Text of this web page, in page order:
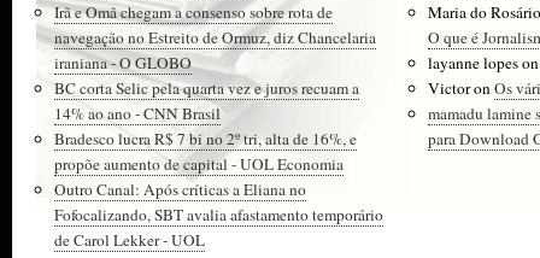
Irã e Omã chegam a consenso sobre rota de
navegação no Estreito de Ormuz, diz Chancelaria
iraniana - O GLOBO
BC corta Selic pela quarta vez e juros recuam a
14% ao ano - CNN Brasil
Bradesco lucra R$ 7 bi no 2º tri, alta de 16%, e
propõe aumento de capital - UOL Economia
Outro Canal: Após críticas a Eliana no
Fofocalizando, SBT avalia afastamento temporário
de Carol Lekker - UOL
Maria do
O que é
layanne lopes
VictoronOs
mamadu lamine
para Download